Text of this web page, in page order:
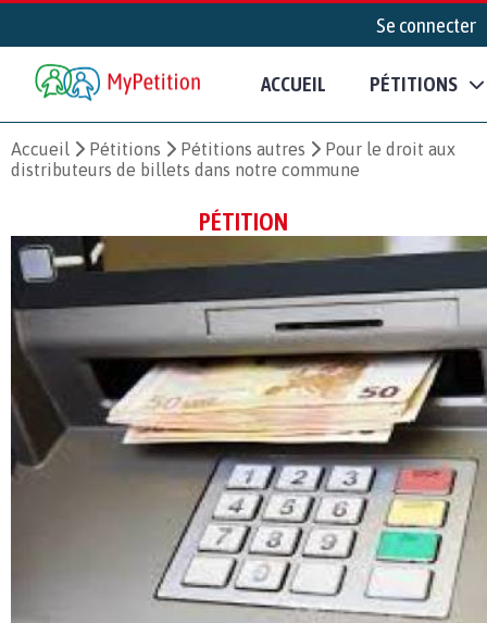
Se connecter
ACCUEIL PÉTITIONS
Accueil Pétitions Pétitions autres
Pour le droit aux
distributeurs de billets dans notre commune
PÉTITION